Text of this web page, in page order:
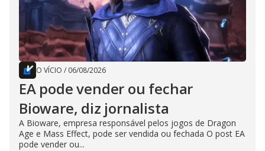
O VÍCIO / 06/08/2026
EA pode vender ou fechar
Bioware, diz jornalista
A Bioware, empresa responsável pelos jogos de Dragon
Age e Mass Effect, pode ser vendida ou fechada O post EA
pode vender ou...